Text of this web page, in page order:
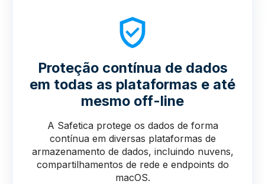
Proteção contínua de dados
em todas as plataformas e até
mesmo off-line
A Safetica protege os dados de forma
contínua em diversas plataformas de
armazenamento de dados, incluindo nuvens,
compartilhamentos de rede e endpoints do
macOS.